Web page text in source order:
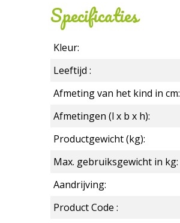
Specificaties
Kleur:
Leeftijd :
Afmeting van het kind in cm:
Afmetingen (l x b x h):
Productgewicht (kg):
Max. gebruiksgewicht in kg:
Aandrijving:
Product Code :